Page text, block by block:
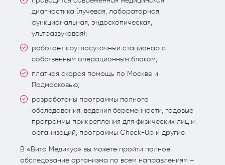
диагностика (лучевая, лабораторная,
функциональная, эндоскопическая,
ультразвуковая);
работает круглосуточный стационар с
собственным операционным блоком;
платная скорая помощь по Москве и
Подмосковью;
разработаны программы полного
обследования, ведения беременности, годовые
программы прикрепления для физических лиц и
организаций, программы Check-Up и другие.
В «Вита Медикус» вы можете пройти полное
обследование организма по всем направлениям –